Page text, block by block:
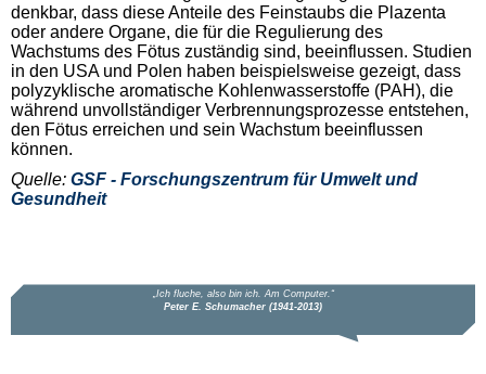
denkbar, dass diese Anteile des Feinstaubs die Plazenta
oder andere Organe, die für die Regulierung des
Wachstums des Fötus zuständig sind, beeinflussen. Studien
in den USA und Polen haben beispielsweise gezeigt, dass
polyzyklische aromatische Kohlenwasserstoffe (PAH), die
während unvollständiger Verbrennungsprozesse entstehen,
den Fötus erreichen und sein Wachstum beeinflussen
können.
Quelle: GSF - Forschungszentrum für Umwelt und
Gesundheit